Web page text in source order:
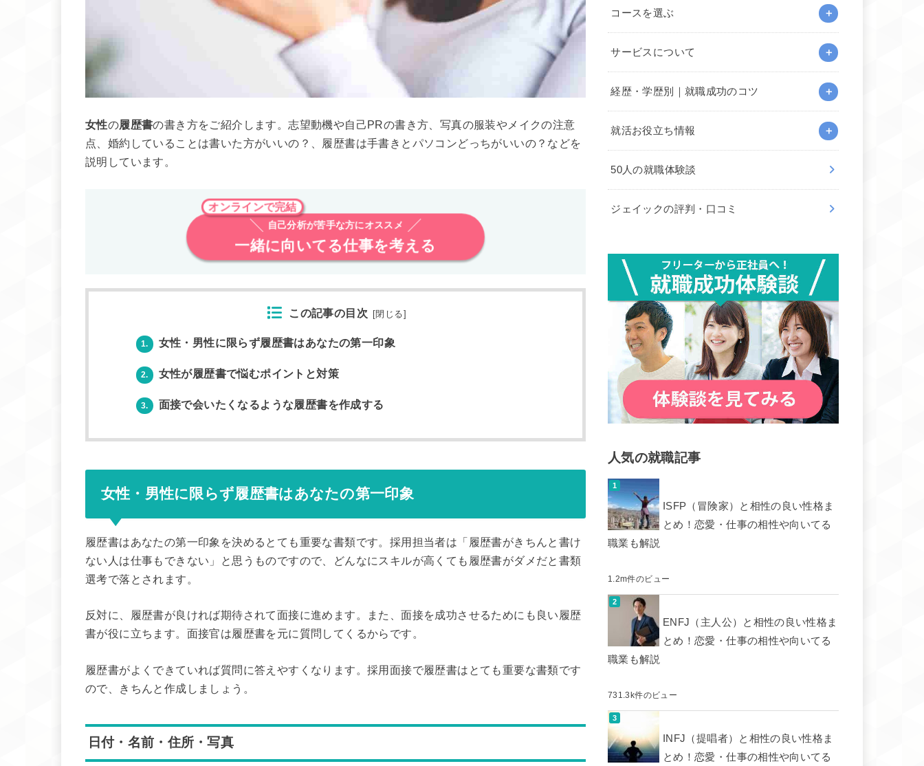
女性の履歴書の書き方をご紹介します。志望動機や自己PRの書き方、写真の服装やメイクの注意
点、婚約していることは書いた方がいいの？、履歴書は手書きとパソコンどっちがいいの？などを
説明しています。
オンラインで完結
自己分析が苦手な方にオススメ
一緒に向いてる仕事を考える
この記事の目次 [閉じる]
1. 女性・男性に限らず履歴書はあなたの第一印象
2. 女性が履歴書で悩むポイントと対策
3. 面接で会いたくなるような履歴書を作成する
女性・男性に限らず履歴書はあなたの第一印象
履歴書はあなたの第一印象を決めるとても重要な書類です。採用担当者は「履歴書がきちんと書け
ない人は仕事もできない」と思うものですので、どんなにスキルが高くても履歴書がダメだと書類
選考で落とされます。
反対に、履歴書が良ければ期待されて面接に進めます。また、面接を成功させるためにも良い履歴
書が役に立ちます。面接官は履歴書を元に質問してくるからです。
履歴書がよくできていれば質問に答えやすくなります。採用面接で履歴書はとても重要な書類です
ので、きちんと作成しましょう。
日付・名前・住所・写真
コースを選ぶ
サービスについて
経歴・学歴別｜就職成功のコツ
就活お役立ち情報
50人の就職体験談
ジェイックの評判・口コミ
人気の就職記事
ISFP（冒険家）と相性の良い性格ま
とめ！恋愛・仕事の相性や向いてる
職業も解説
1.2m件のビュー
ENFJ（主人公）と相性の良い性格ま
とめ！恋愛・仕事の相性や向いてる
職業も解説
731.3k件のビュー
INFJ（提唱者）と相性の良い性格ま
とめ！恋愛・仕事の相性や向いてる